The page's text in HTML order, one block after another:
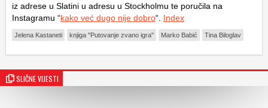
iz adrese u Slatini u adresu u Stockholmu te poručila na
Instagramu “kako već dugo nije dobro“. Index
Jelena Kastaneti knjiga "Putovanje zvano igra" Marko Babić Tina Biloglav
SLIČNE VIJESTI